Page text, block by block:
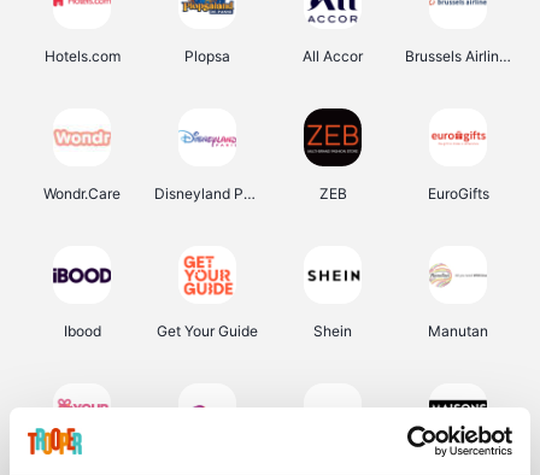
Hotels.com Plopsa All Accor Brussels Airlines
Wondr.Care Disneyland Paris ZEB EuroGifts
Ibood Get Your Guide Shein Manutan